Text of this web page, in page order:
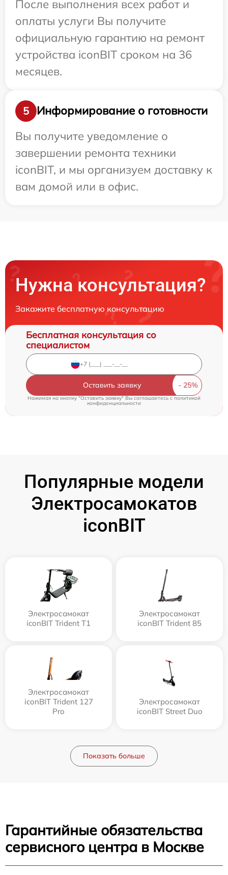
После выполнения всех работ и
оплаты услуги Вы получите
официальную гарантию на ремонт
устройства iconBIT сроком на 36
месяцев.
5
Информирование о готовности
Вы получите уведомление о
завершении ремонта техники
iconBIT, и мы организуем доставку к
вам домой или в офис.
Нужна консультация?
Закажите бесплатную консультацию
Бесплатная консультация со
специалистом
Оставить заявку
Нажимая на кнопку "Оставить заявку" Вы соглашаетесь cполитикой
конфиденциальности
Популярные модели
Электросамокатов
iconBIT
Электросамокат
iconBIT Trident T1
Электросамокат
iconBIT Trident 85
Электросамокат
iconBIT Trident 127
Pro
Электросамокат
iconBIT Street Duo
Показать больше
Гарантийные обязательства
сервисного центра в Москве